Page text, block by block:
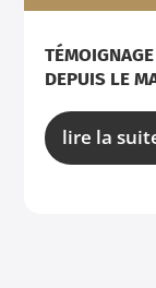
DEPUIS LE
lire la